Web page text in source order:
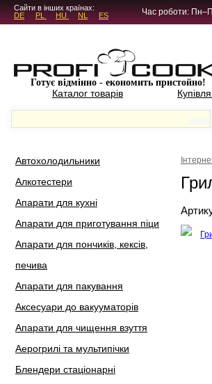
5.4.45Сайти в інших країнах:
DE
PL HU NL ES Час роботи:
Готує відмінно - економить пристойно!
Каталог товарів
Автохолодильники
Алкотестери
Апарати для кухні
Апарати для приготування піци
Апарати для пончиків, кексів,
печива
Апарати для пакування
Аксесуари до вакууматорів
Апарати для чищення взуття
Аерогрилі та мультипічки
Блендери стаціонарні